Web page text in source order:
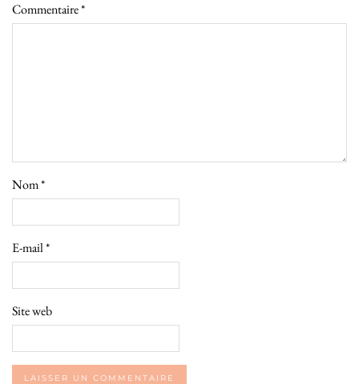
Commentaire*
Nom*
E-mail*
Site web